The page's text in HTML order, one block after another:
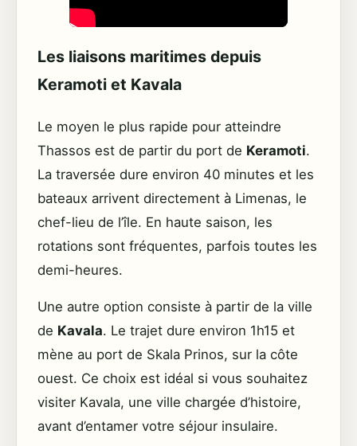
Les liaisons maritimes depuis
Keramoti et Kavala
Le moyen le plus rapide pour atteindre
Thassos est de partir du port de Keramoti.
La traversée dure environ 40 minutes et les
bateaux arrivent directement à Limenas, le
chef-lieu de l’île. En haute saison, les
rotations sont fréquentes, parfois toutes les
demi-heures.
Une autre option consiste à partir de la ville
de Kavala. Le trajet dure environ 1h15 et
mène au port de Skala Prinos, sur la côte
ouest. Ce choix est idéal si vous souhaitez
visiter Kavala, une ville chargée d’histoire,
avant d’entamer votre séjour insulaire.